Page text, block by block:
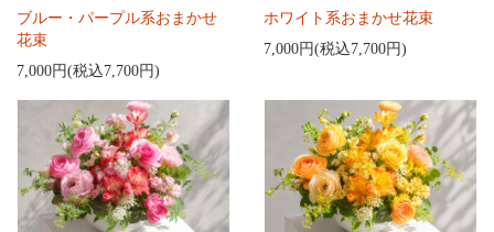
ブルー・パープル系おまかせ
花束
7,000円(税込7,700円)
ホワイト系おまかせ花束
7,000円(税込7,700円)